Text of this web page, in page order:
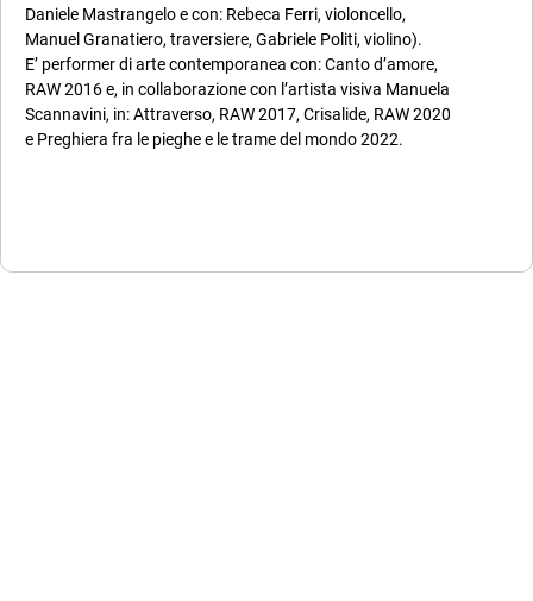
Daniele Mastrangelo e con: Rebeca Ferri, violoncello,
Manuel Granatiero, traversiere, Gabriele Politi, violino).
E’ performer di arte contemporanea con: Canto d’amore,
RAW 2016 e, in collaborazione con l’artista visiva Manuela
Scannavini, in: Attraverso, RAW 2017, Crisalide, RAW 2020
e Preghiera fra le pieghe e le trame del mondo 2022.